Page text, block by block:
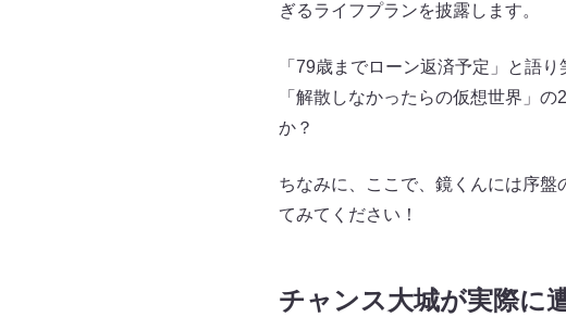
ぎるライフプランを披露します。
「79歳までローン返済予定」と語
「解散しなかったらの仮想世界」
か？
ちなみに、ここで、鏡くんには序
てみてください！
チャンス大城が実際に